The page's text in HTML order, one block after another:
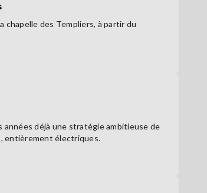
chapelle des Templiers, à partir du
années déjà une stratégie ambitieuse de
entièrement électriques.